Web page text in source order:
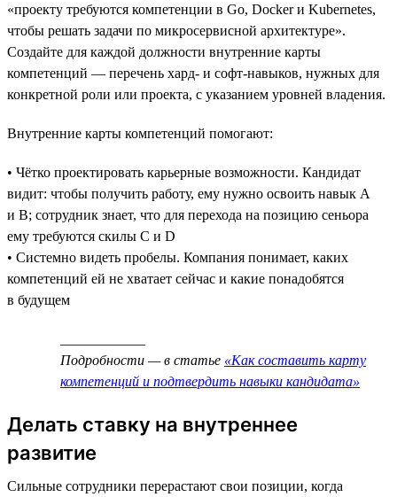
«проекту требуются компетенции в Go, Docker и Kubernetes,
чтобы решать задачи по микросервисной архитектуре».
Создайте для каждой должности внутренние карты
компетенций — перечень хард- и софт-навыков, нужных для
конкретной роли или проекта, с указанием уровней владения.
Внутренние карты компетенций помогают:
• Чётко проектировать карьерные возможности. Кандидат
видит: чтобы получить работу, ему нужно освоить навык А
и В; сотрудник знает, что для перехода на позицию сеньора
ему требуются скилы C и D
• Системно видеть пробелы. Компания понимает, каких
компетенций ей не хватает сейчас и какие понадобятся
в будущем
Подробности — в статье «Как составить карту
компетенций и подтвердить навыки кандидата»
Делать ставку на внутреннее
развитие
Сильные сотрудники перерастают свои позиции, когда